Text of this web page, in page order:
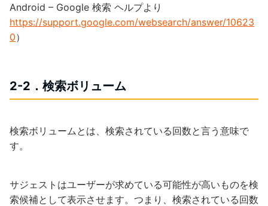
Android – Google 検索 ヘルプより
https://support.google.com/websearch/answer/10623
0）
2-2．検索ボリューム
検索ボリュームとは、検索されている回数と言う意味で
す。
サジェストはユーザーが求めている可能性が高いものを検
索候補として表示させます。つまり、検索されている回数